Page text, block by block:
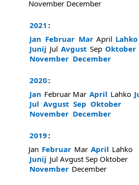
November December
2021 :
Jan Februar Mar April Lahko
Junij Jul Avgust Sep Oktober
November December
2020 :
Jan Februar Mar April Lahko
Jul Avgust Sep Oktober
November December
2019 :
Jan Februar Mar April Lahko
Junij Jul Avgust Sep Oktober
November December